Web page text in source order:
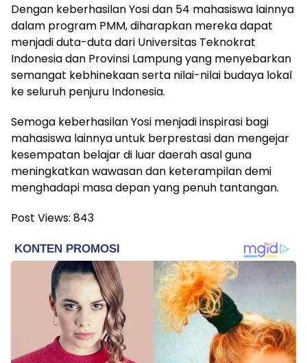
Dengan keberhasilan Yosi dan 54 mahasiswa lainnya
dalam program PMM, diharapkan mereka dapat
menjadi duta-duta dari Universitas Teknokrat
Indonesia dan Provinsi Lampung yang menyebarkan
semangat kebhinekaan serta nilai-nilai budaya lokal
ke seluruh penjuru Indonesia.
Semoga keberhasilan Yosi menjadi inspirasi bagi
mahasiswa lainnya untuk berprestasi dan mengejar
kesempatan belajar di luar daerah asal guna
meningkatkan wawasan dan keterampilan demi
menghadapi masa depan yang penuh tantangan.
Post Views: 843